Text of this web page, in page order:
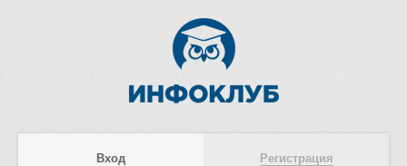
Вход Регистрация